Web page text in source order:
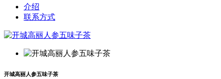
介绍
联系方式
开城高丽人参五味子茶